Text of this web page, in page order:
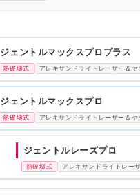
ジェントルマックスプロプラス
熱破壊式 アレキサンドライトレーザー＆ヤ
ジェントルマックスプロ
熱破壊式 アレキサンドライトレーザー＆ヤ
ジェントルレーズプロ
熱破壊式 アレキサンドライトレー